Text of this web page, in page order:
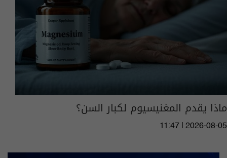
ماذا يقدم المغنيسيوم لكبار السن؟
11:47 | 2026-08-05